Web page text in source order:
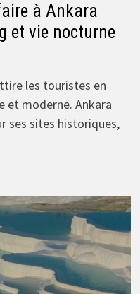
à Ankara
et vie nocturne
les touristes en
et moderne. Ankara
ses sites historiques,